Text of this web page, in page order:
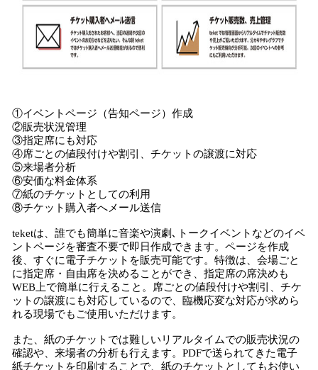
①イベントページ（告知ページ）作成
②販売状況管理
③指定席にも対応
④席ごとの値段付けや割引、チケットの譲渡に対応
⑤来場者分析
⑥安価な料金体系
⑦紙のチケットとしての利用
⑧チケット購入者へメール送信
teketは、誰でも簡単に音楽や演劇､トークイベントなどのイベ
ントページを審査不要で即日作成できます。ページを作成
後、すぐに電子チケットを販売可能です。特徴は、会場ごと
に指定席・自由席を決めることができ、指定席の席決めも
WEB上で簡単に行えること。席ごとの値段付けや割引、チケ
ットの譲渡にも対応しているので、臨機応変な対応が求めら
れる現場でもご使用いただけます。
また、紙のチケットでは難しいリアルタイムでの販売状況の
確認や、来場者の分析も行えます。PDFで送られてきた電子
紙チケットを印刷することで、紙のチケットとしてもお使い